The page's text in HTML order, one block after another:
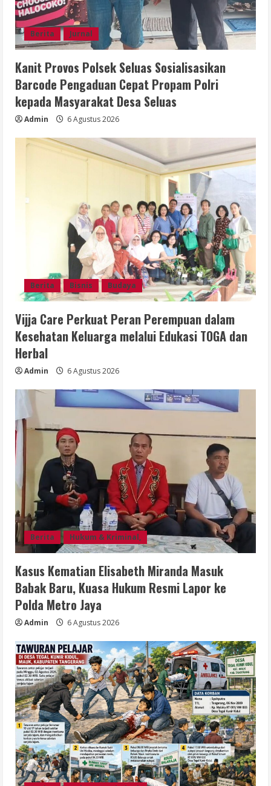
Berita Jurnal
Kanit Provos Polsek Seluas Sosialisasikan
Barcode Pengaduan Cepat Propam Polri
kepada Masyarakat Desa Seluas
Admin 6 Agustus 2026
Berita Bisnis Budaya
Vijja Care Perkuat Peran Perempuan dalam
Kesehatan Keluarga melalui Edukasi TOGA dan
Herbal
Admin 6 Agustus 2026
Berita Hukum & Kriminal,
Kasus Kematian Elisabeth Miranda Masuk
Babak Baru, Kuasa Hukum Resmi Lapor ke
Polda Metro Jaya
Admin 6 Agustus 2026